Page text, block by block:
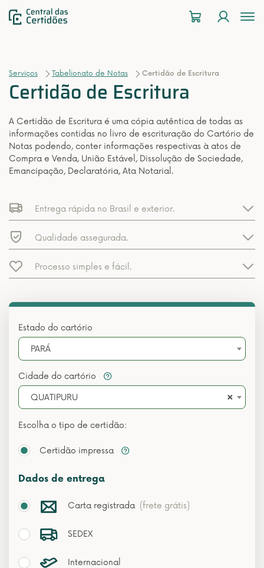
Serviços Tabelionato de Notas Certidão de Escritura
Certidão de Escritura
A Certidão de Escritura é uma cópia autêntica de todas as
informações contidas no livro de escrituração do Cartório de
Notas podendo, conter informações respectivas à atos de
Compra e Venda, União Estável, Dissolução de Sociedade,
Emancipação, Declaratória, Ata Notarial.
Entrega rápida no Brasil e exterior.
Qualidade assegurada.
Processo simples e fácil.
Estado do cartório
PARÁ
Cidade do cartório
×
QUATIPURU
Escolha o tipo de certidão:
Certidão impressa
Dados de entrega
Carta registrada (frete grátis)
SEDEX
Internacional